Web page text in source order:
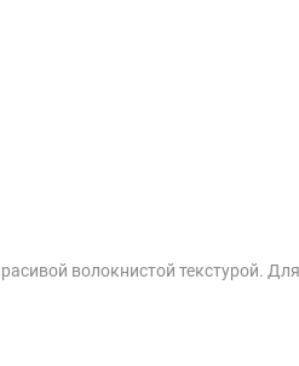
волокнистой текстурой.